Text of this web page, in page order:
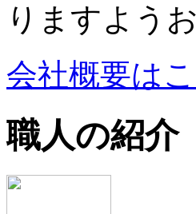
りますよう
会社概要は
職人の紹介